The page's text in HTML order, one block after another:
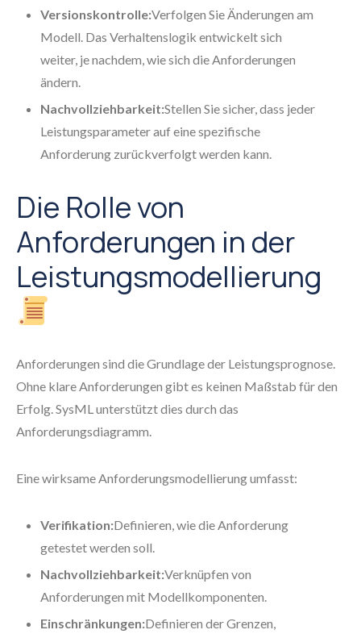
Versionskontrolle:Verfolgen Sie Änderungen am
Modell. Das Verhaltenslogik entwickelt sich
weiter, je nachdem, wie sich die Anforderungen
ändern.
Nachvollziehbarkeit:Stellen Sie sicher, dass jeder
Leistungsparameter auf eine spezifische
Anforderung zurückverfolgt werden kann.
Die Rolle von
Anforderungen in der
Leistungsmodellierung
Anforderungen sind die Grundlage der Leistungsprognose.
Ohne klare Anforderungen gibt es keinen Maßstab für den
Erfolg. SysML unterstützt dies durch das
Anforderungsdiagramm.
Eine wirksame Anforderungsmodellierung umfasst:
Verifikation:Definieren, wie die Anforderung
getestet werden soll.
Nachvollziehbarkeit:Verknüpfen von
Anforderungen mit Modellkomponenten.
Einschränkungen:Definieren der Grenzen,